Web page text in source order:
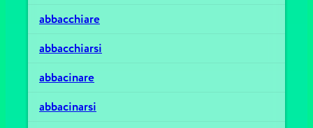
abbacchiare
abbacchiarsi
abbacinare
abbacinarsi